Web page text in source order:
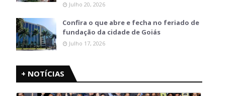
Julho 20, 2026
Confira o que abre e fecha no feriado de
fundação da cidade de Goiás
Julho 17, 2026
+ NOTÍCIAS